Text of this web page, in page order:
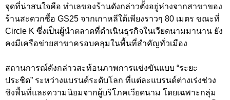
จุดที่น่าสนใจคือ ทำเลของร้านดังกล่าวตั้งอยู่ห่างจากสาขาของ
ร้านสะดวกซื้อ GS25 จากเกาหลีใต้เพียงราวๆ 80 เมตร ขณะที่
Circle K ซึ่งเป็นผู้นำตลาดที่ดำเนินธุรกิจในเวียดนามมานาน ยัง
คงมีเครือข่ายสาขาครอบคลุมในพื้นที่สำคัญทั่วเมือง
สถานการณ์ดังกล่าวสะท้อนภาพการแข่งขันแบบ “ระยะ
ประชิด” ระหว่างแบรนด์ระดับโลก ที่แต่ละแบรนด์ต่างเร่งช่วง
ชิงพื้นที่และความนิยมจากผู้บริโภคเวียดนาม โดยเฉพาะกลุ่ม